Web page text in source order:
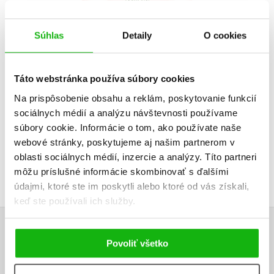
Súhlas Detaily O cookies
Táto webstránka používa súbory cookies
Na prispôsobenie obsahu a reklám, poskytovanie funkcií
sociálnych médií a analýzu návštevnosti používame
súbory cookie. Informácie o tom, ako používate naše
webové stránky, poskytujeme aj našim partnerom v
oblasti sociálnych médií, inzercie a analýzy. Títo partneri
môžu príslušné informácie skombinovať s ďalšími
údajmi, ktoré ste im poskytli alebo ktoré od vás získali,
keď ste používali ich služby.
Povoliť všetko
UŽIVATEĽSKÁ RECENZIA
Žiadne užívateľské hodnotenia nie sú dostupné.